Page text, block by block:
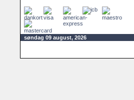
søndag 09 august, 2026